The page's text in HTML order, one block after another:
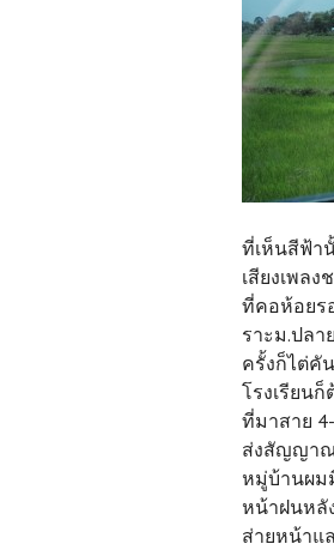
ที่เห็นสีฟ้า
เสียงเพล
ที่คอห้อยร
ราะม.ปลา
ครั้งก็ไต่คั
โรงเรียน
ที่มาสาย
ส่งสัญญาณ
หมู่บ้านผม
หน้าฝนหลั
ส่ายหน้าแ